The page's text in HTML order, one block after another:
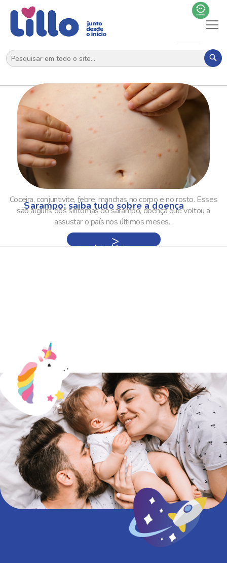
Sarampo: saiba tudo sobre a doença
Coceira, conjuntivite, febre, manchas no corpo e no rosto. Esses
são alguns dos sintomas do sarampo, doença que voltou a
assustar o país nos últimos meses...
Leia Mais »